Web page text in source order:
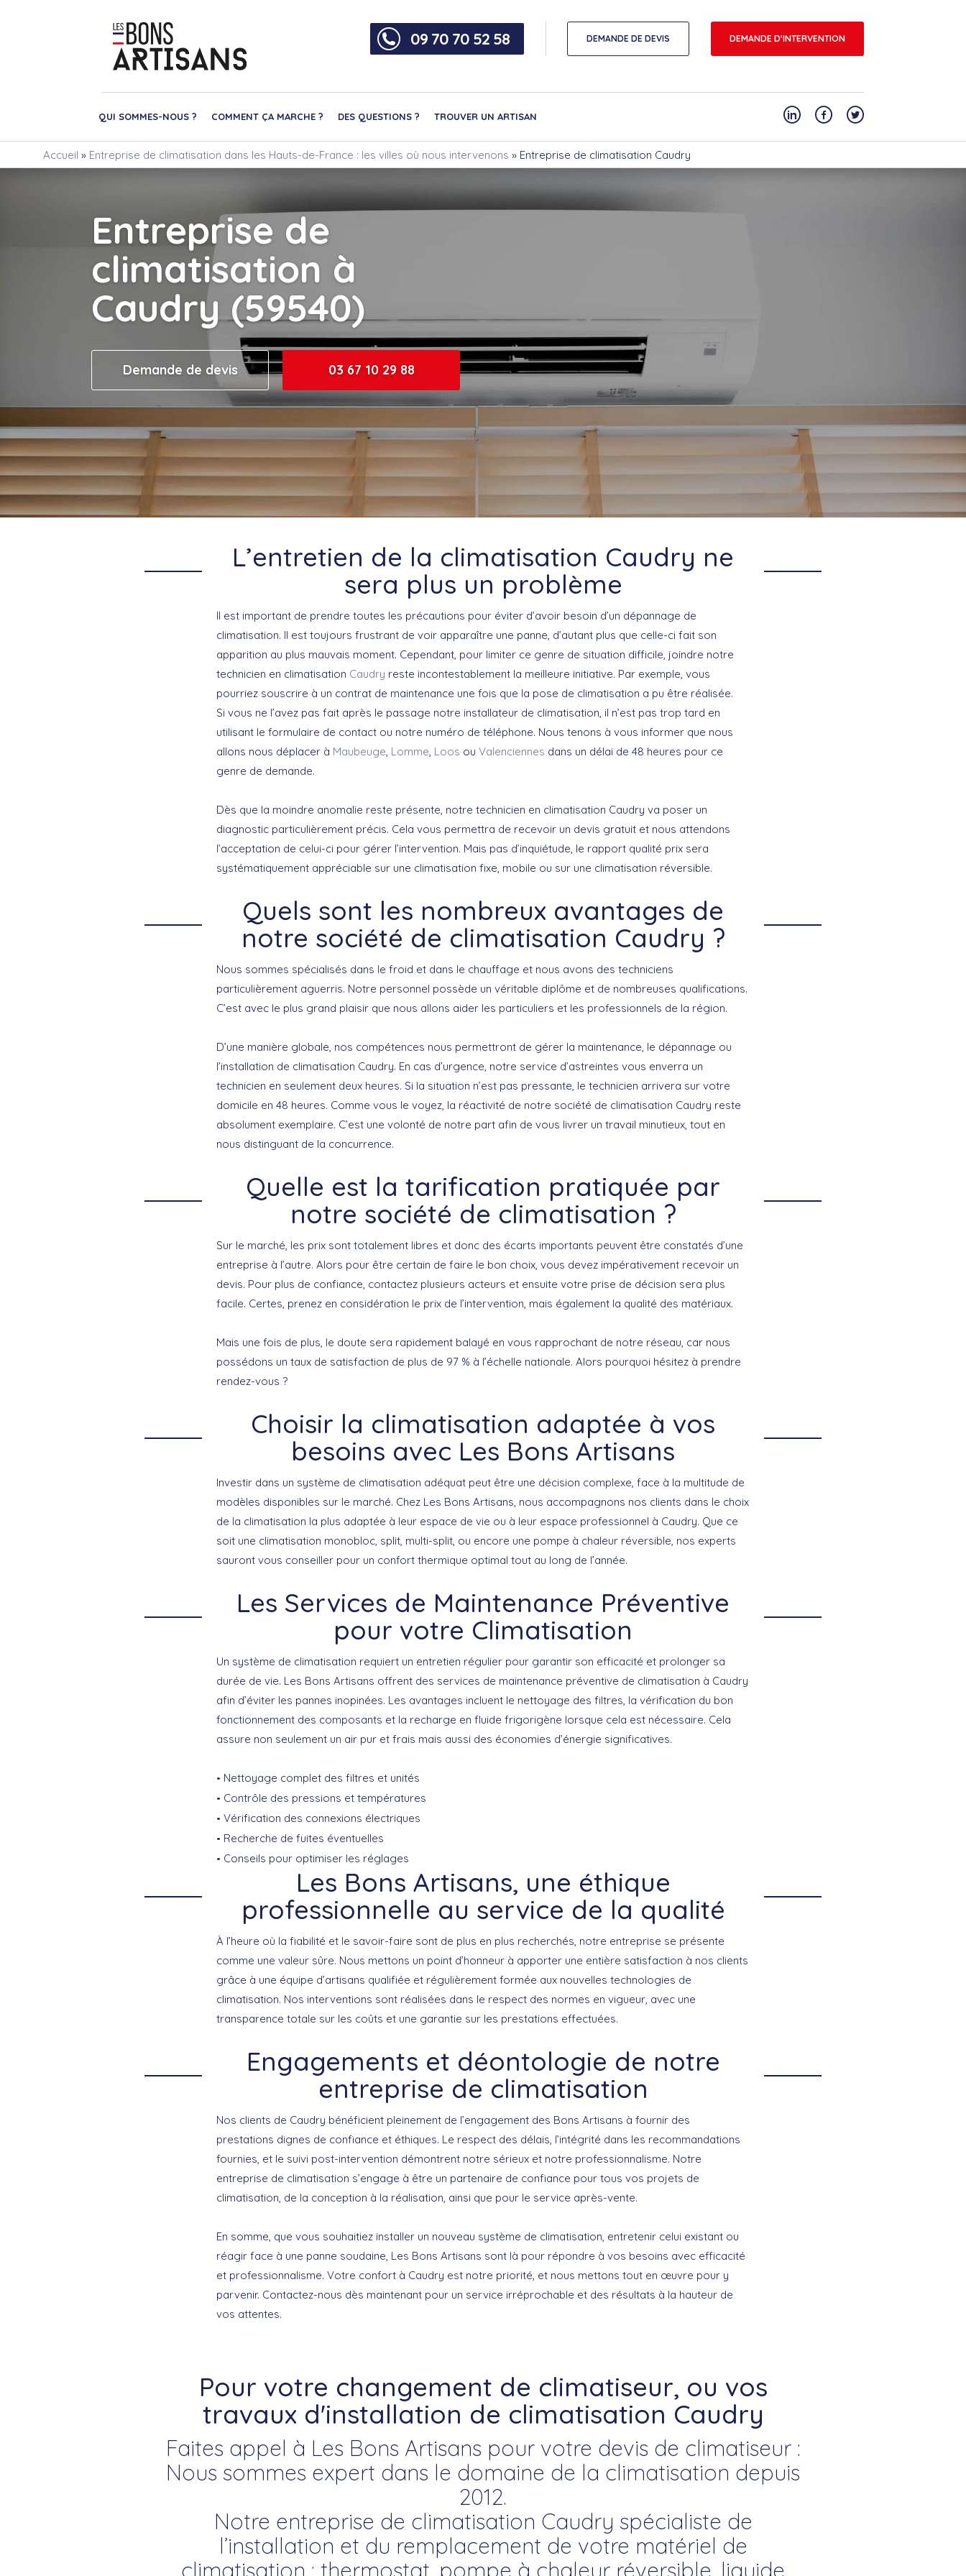
09 70 70 52 58 DEMANDE DE DEVIS DEMANDE D'INTERVENTION
QUI SOMMES-NOUS ? COMMENT ÇA MARCHE ? DES QUESTIONS ? TROUVER UN ARTISAN
Accueil » Entreprise de climatisation dans les Hauts-de-France : les villes où nous intervenons » Entreprise de climatisation Caudry
Entreprise de
climatisation à
Caudry (59540)
Demande de devis 03 67 10 29 88
L’entretien de la climatisation Caudry ne
sera plus un problème
Il est important de prendre toutes les précautions pour éviter d’avoir besoin d’un dépannage de
climatisation. Il est toujours frustrant de voir apparaître une panne, d’autant plus que celle-ci fait son
apparition au plus mauvais moment. Cependant, pour limiter ce genre de situation difficile, joindre notre
technicien en climatisation Caudry reste incontestablement la meilleure initiative. Par exemple, vous
pourriez souscrire à un contrat de maintenance une fois que la pose de climatisation a pu être réalisée.
Si vous ne l’avez pas fait après le passage notre installateur de climatisation, il n’est pas trop tard en
utilisant le formulaire de contact ou notre numéro de téléphone. Nous tenons à vous informer que nous
allons nous déplacer à Maubeuge, Lomme, Loos ou Valenciennes dans un délai de 48 heures pour ce
genre de demande.
Dès que la moindre anomalie reste présente, notre technicien en climatisation Caudry va poser un
diagnostic particulièrement précis. Cela vous permettra de recevoir un devis gratuit et nous attendons
l’acceptation de celui-ci pour gérer l’intervention. Mais pas d’inquiétude, le rapport qualité prix sera
systématiquement appréciable sur une climatisation fixe, mobile ou sur une climatisation réversible.
Quels sont les nombreux avantages de
notre société de climatisation Caudry ?
Nous sommes spécialisés dans le froid et dans le chauffage et nous avons des techniciens
particulièrement aguerris. Notre personnel possède un véritable diplôme et de nombreuses qualifications.
C’est avec le plus grand plaisir que nous allons aider les particuliers et les professionnels de la région.
D’une manière globale, nos compétences nous permettront de gérer la maintenance, le dépannage ou
l’installation de climatisation Caudry. En cas d’urgence, notre service d’astreintes vous enverra un
technicien en seulement deux heures. Si la situation n’est pas pressante, le technicien arrivera sur votre
domicile en 48 heures. Comme vous le voyez, la réactivité de notre société de climatisation Caudry reste
absolument exemplaire. C’est une volonté de notre part afin de vous livrer un travail minutieux, tout en
nous distinguant de la concurrence.
Quelle est la tarification pratiquée par
notre société de climatisation ?
Sur le marché, les prix sont totalement libres et donc des écarts importants peuvent être constatés d’une
entreprise à l’autre. Alors pour être certain de faire le bon choix, vous devez impérativement recevoir un
devis. Pour plus de confiance, contactez plusieurs acteurs et ensuite votre prise de décision sera plus
facile. Certes, prenez en considération le prix de l’intervention, mais également la qualité des matériaux.
Mais une fois de plus, le doute sera rapidement balayé en vous rapprochant de notre réseau, car nous
possédons un taux de satisfaction de plus de 97 % à l’échelle nationale. Alors pourquoi hésitez à prendre
rendez-vous ?
Choisir la climatisation adaptée à vos
besoins avec Les Bons Artisans
Investir dans un système de climatisation adéquat peut être une décision complexe, face à la multitude de
modèles disponibles sur le marché. Chez Les Bons Artisans, nous accompagnons nos clients dans le choix
de la climatisation la plus adaptée à leur espace de vie ou à leur espace professionnel à Caudry. Que ce
soit une climatisation monobloc, split, multi-split, ou encore une pompe à chaleur réversible, nos experts
sauront vous conseiller pour un confort thermique optimal tout au long de l’année.
Les Services de Maintenance Préventive
pour votre Climatisation
Un système de climatisation requiert un entretien régulier pour garantir son efficacité et prolonger sa
durée de vie. Les Bons Artisans offrent des services de maintenance préventive de climatisation à Caudry
afin d’éviter les pannes inopinées. Les avantages incluent le nettoyage des filtres, la vérification du bon
fonctionnement des composants et la recharge en fluide frigorigène lorsque cela est nécessaire. Cela
assure non seulement un air pur et frais mais aussi des économies d’énergie significatives.
Nettoyage complet des filtres et unités
Contrôle des pressions et températures
Vérification des connexions électriques
Recherche de fuites éventuelles
Conseils pour optimiser les réglages
Les Bons Artisans, une éthique
professionnelle au service de la qualité
À l’heure où la fiabilité et le savoir-faire sont de plus en plus recherchés, notre entreprise se présente
comme une valeur sûre. Nous mettons un point d’honneur à apporter une entière satisfaction à nos clients
grâce à une équipe d’artisans qualifiée et régulièrement formée aux nouvelles technologies de
climatisation. Nos interventions sont réalisées dans le respect des normes en vigueur, avec une
transparence totale sur les coûts et une garantie sur les prestations effectuées.
Engagements et déontologie de notre
entreprise de climatisation
Nos clients de Caudry bénéficient pleinement de l’engagement des Bons Artisans à fournir des
prestations dignes de confiance et éthiques. Le respect des délais, l’intégrité dans les recommandations
fournies, et le suivi post-intervention démontrent notre sérieux et notre professionnalisme. Notre
entreprise de climatisation s’engage à être un partenaire de confiance pour tous vos projets de
climatisation, de la conception à la réalisation, ainsi que pour le service après-vente.
En somme, que vous souhaitiez installer un nouveau système de climatisation, entretenir celui existant ou
réagir face à une panne soudaine, Les Bons Artisans sont là pour répondre à vos besoins avec efficacité
et professionnalisme. Votre confort à Caudry est notre priorité, et nous mettons tout en œuvre pour y
parvenir. Contactez-nous dès maintenant pour un service irréprochable et des résultats à la hauteur de
vos attentes.
Pour votre changement de climatiseur, ou vos
travaux d'installation de climatisation Caudry
Faites appel à Les Bons Artisans pour votre devis de climatiseur :
Nous sommes expert dans le domaine de la climatisation depuis
2012.
Notre entreprise de climatisation Caudry spécialiste de
l’installation et du remplacement de votre matériel de
climatisation : thermostat, pompe à chaleur réversible, liquide